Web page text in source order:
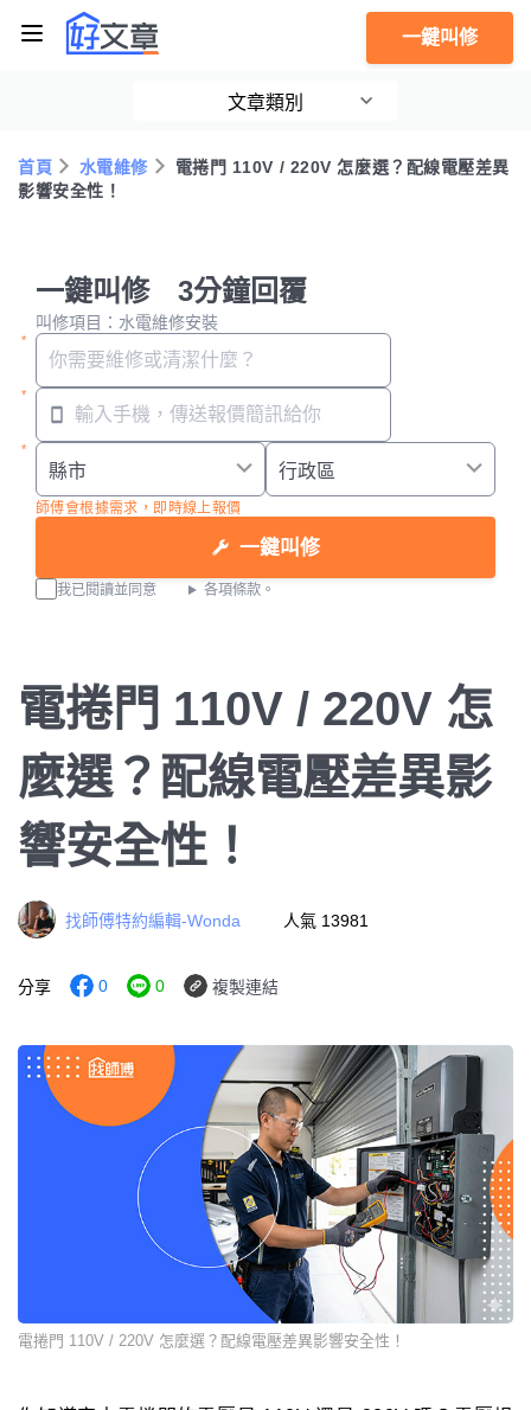
一鍵叫修
文章類別
首頁 水電維修
電捲門 110V / 220V 怎麼選？配線電壓差異
影響安全性！
一鍵叫修 3分鐘回覆
叫修項目：水電維修安裝
師傅會根據需求，即時線上報價
一鍵叫修
我已閱讀並同意 各項條款。
電捲門 110V / 220V 怎
麼選？配線電壓差異影
響安全性！
找師傅特約編輯-Wonda 人氣 13981
分享 0 0 複製連結
電捲門 110V / 220V 怎麼選？配線電壓差異影響安全性！